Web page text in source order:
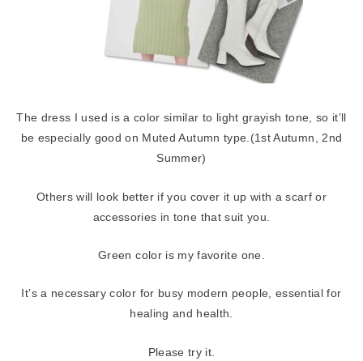
The dress I used is a color similar to light grayish tone, so it’ll
be especially good on Muted Autumn type.(1st Autumn, 2nd
Summer)
Others will look better if you cover it up with a scarf or
accessories in tone that suit you.
Green color is my favorite one.
It’s a necessary color for busy modern people, essential for
healing and health.
Please try it.